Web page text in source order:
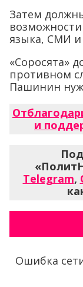
Затем
языка, СМИ и
«Соросята»
противном
Пашинин
и
Telegram,
Ошибка